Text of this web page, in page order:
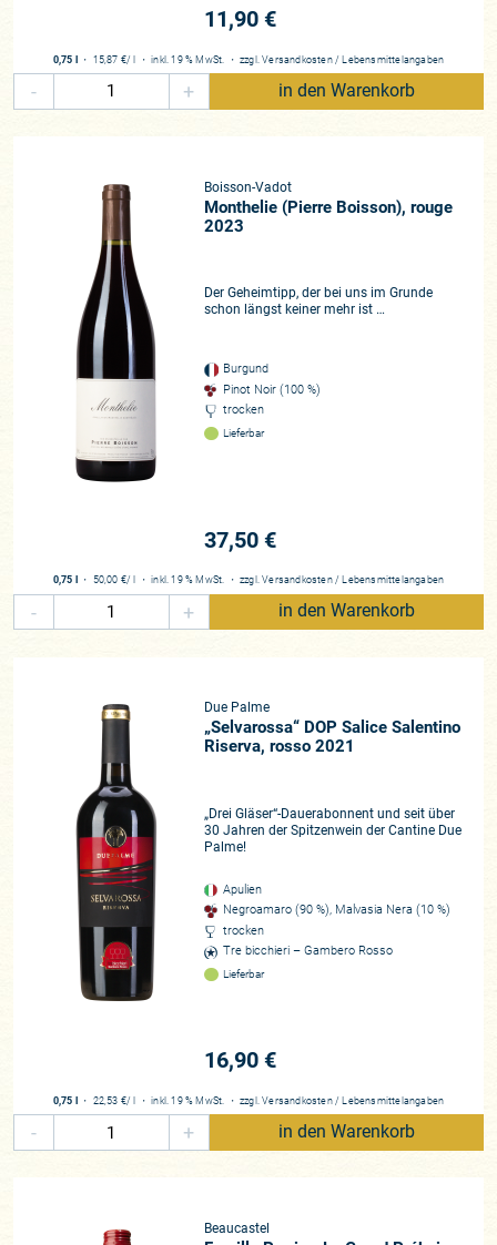
11,90 €
0,75 l ・ 15,87 €/ l ・inkl. 19 % MwSt. ・ zzgl.Versandkosten / Lebensmittelangaben
- + in den Warenkorb
Boisson-Vadot
Monthelie (Pierre Boisson), rouge
2023
Der Geheimtipp, der bei uns im Grunde
schon längst keiner mehr ist …
Burgund
Pinot Noir (100 %)
trocken
Lieferbar
37,50 €
0,75 l ・ 50,00 €/ l ・inkl. 19 % MwSt. ・ zzgl.Versandkosten / Lebensmittelangaben
- + in den Warenkorb
Due Palme
„Selvarossa“ DOP Salice Salentino
Riserva, rosso 2021
„Drei Gläser“-Dauerabonnent und seit über
30 Jahren der Spitzenwein der Cantine Due
Palme!
Apulien
Negroamaro (90 %), Malvasia Nera (10 %)
trocken
Tre bicchieri – Gambero Rosso
Lieferbar
16,90 €
0,75 l ・ 22,53 €/ l ・inkl. 19 % MwSt. ・ zzgl.Versandkosten / Lebensmittelangaben
- + in den Warenkorb
Beaucastel